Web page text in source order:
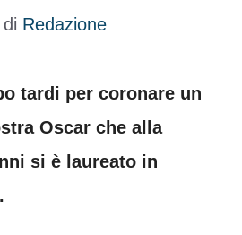
di Redazione
tardi per coronare un
Oscar che alla
si è laureato in